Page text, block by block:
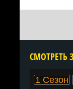
1 Сезон